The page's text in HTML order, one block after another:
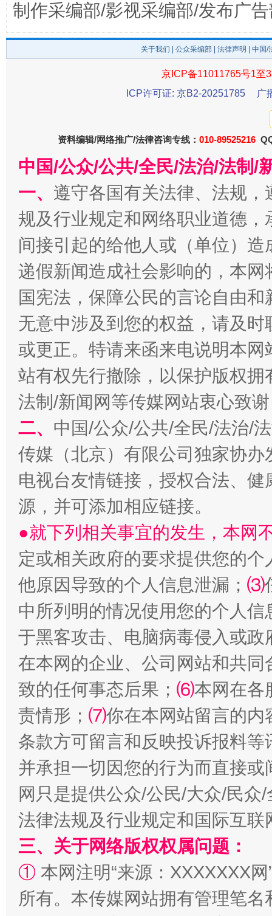
事关残疾人未来5年
规模最大的光氢储一体化项目
镜头丨大暑三秋近
如何以同查同治破解风腐交织难题 养老服
制作采编部/影视采编部/发布广
关于我们 公众采编部 法律声明 | 中国
京ICP备11011765号1至
ICP许可证: 京B2-20251785
广
资料编辑/网络推广/法律咨询专线： 010-89525216
中国/公众/公共/全民/法治/法制/
一、 遵守各国有关法律、法规
规及行业规定和网络职业道德
间接引起的给他人或（单位）
递假新闻造成社会影响的，本
国宪法，保障公民的言论自由
无意中涉及到您的权益，请及
或更正。特请来函来电说明本
站有权先行撤除，以保护版权
法制/新闻网等传媒网站衷心致
二、 中国/公众/公共/全民/法治/
传媒（北京）有限公司独家协
电视台友情链接，授权合法、
源，并可添加相应链接。
●就下列相关事宜的发生，本网
定或相关政府的要求提供您的个
他原因导致的个人信息泄漏； ⑶
中所列明的情况使用您的个人
于黑客攻击、电脑病毒侵入或
在本网的企业、公司网站和共
致的任何事态后果； ⑹本网在各
责情形； ⑺你在本网站留言的内
条款方可留言和反映投诉报料
并承担一切因您的行为而直接
网只是提供公众/公民/大众/民
法律法规及行业规定和国际互
三、关于网络版权权属问题：
① 本网注明“来源：XXXXXXX
所有。本传媒网站拥有管理笔